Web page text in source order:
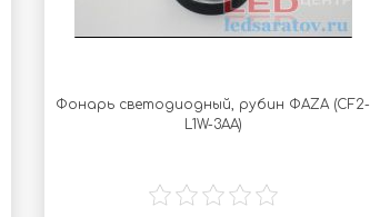
Фонарь светодиодный, рубин ФАZА (CF2-
L1W-3AA)